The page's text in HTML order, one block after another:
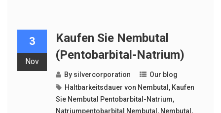
3
Nov
Kaufen Sie Nembutal
(Pentobarbital-Natrium)
By silvercorporation
Our blog
Haltbarkeitsdauer von Nembutal, Kaufen
Sie Nembutal Pentobarbital-Natrium,
Natriumpentobarbital Nembutal, Nembutal,